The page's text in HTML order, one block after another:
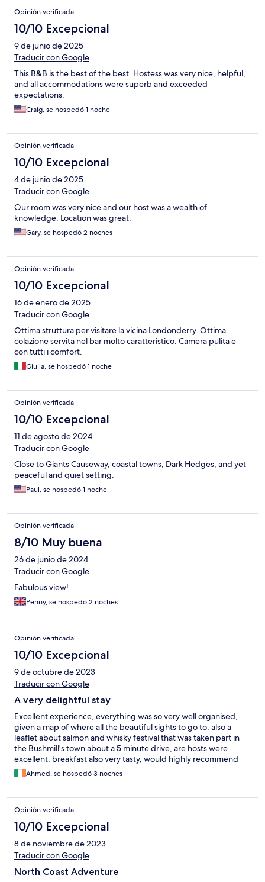
Opinión verificada
10/10 Excepcional
9 de junio de 2025
Traducir con Google
This B&B is the best of the best. Hostess was very nice, helpful,
and all accommodations were superb and exceeded
expectations.
Craig, se hospedó 1 noche
Opinión verificada
10/10 Excepcional
4 de junio de 2025
Traducir con Google
Our room was very nice and our host was a wealth of
knowledge. Location was great.
Gary, se hospedó 2 noches
Opinión verificada
10/10 Excepcional
16 de enero de 2025
Traducir con Google
Ottima struttura per visitare la vicina Londonderry. Ottima
colazione servita nel bar molto caratteristico. Camera pulita e
con tutti i comfort.
Giulia, se hospedó 1 noche
Opinión verificada
10/10 Excepcional
11 de agosto de 2024
Traducir con Google
Close to Giants Causeway, coastal towns, Dark Hedges, and yet
peaceful and quiet setting.
Paul, se hospedó 1 noche
Opinión verificada
8/10 Muy buena
26 de junio de 2024
Traducir con Google
Fabulous view!
Penny, se hospedó 2 noches
Opinión verificada
10/10 Excepcional
9 de octubre de 2023
Traducir con Google
A very delightful stay
Excellent experience, everything was so very well organised,
given a map of where all the beautiful sights to go to, also a
leaflet about salmon and whisky festival that was taken part in
the Bushmill's town about a 5 minute drive, are hosts were
excellent, breakfast also very tasty, would highly recommend
this to people travelling to this part of the country
Ahmed, se hospedó 3 noches
Opinión verificada
10/10 Excepcional
8 de noviembre de 2023
Traducir con Google
North Coast Adventure